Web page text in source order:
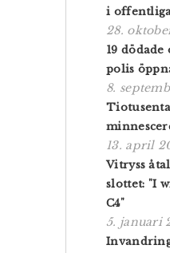
i
28.
19 dödade
polis
8.
13. april
Vitryss
slottet: "I
C4"
5. januari